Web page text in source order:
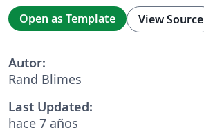
Open as Template View Source
Autor:
Rand Blimes
Last Updated:
hace 7 años